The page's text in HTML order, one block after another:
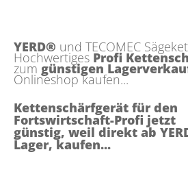
YERD® und TECOMEC
Hochwertiges Profi
zum günstigen
Onlineshop kaufen...
Kettenschärfgerät für den
Fortswirtschaft-Profi jetzt
günstig, weil direkt ab
Lager, kaufen...